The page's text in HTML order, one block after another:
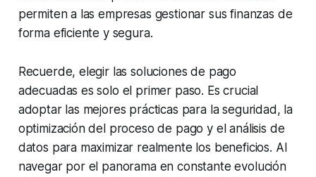
permiten a las empresas gestionar sus finanzas de
forma eficiente y segura.
Recuerde, elegir las soluciones de pago
adecuadas es solo el primer paso. Es crucial
adoptar las mejores prácticas para la seguridad, la
optimización del proceso de pago y el análisis de
datos para maximizar realmente los beneficios. Al
navegar por el panorama en constante evolución